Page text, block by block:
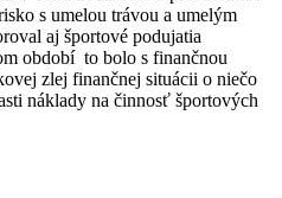
s umelou trávou a umelým
aj športové podujatia
období to bolo s finančnou
zlej finančnej situácii o niečo
náklady na činnosť športových